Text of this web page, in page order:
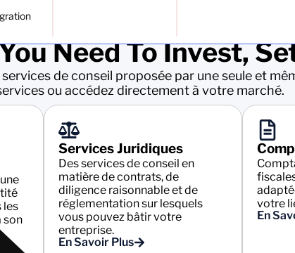
Need To Invest,
de conseil proposée par une seule et
ou accédez directement à votre marché.
les
son
Services Juridiques
Des services de conseil en
matière de contrats, de
diligence raisonnable et de
réglementation sur lesquels
vous pouvez bâtir votre
entreprise.
En Savoir Plus
votre
En